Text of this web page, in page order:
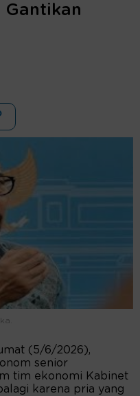
Gantikan
(5/6/2026),
senior
tim ekonomi Kabinet
karena pria yang